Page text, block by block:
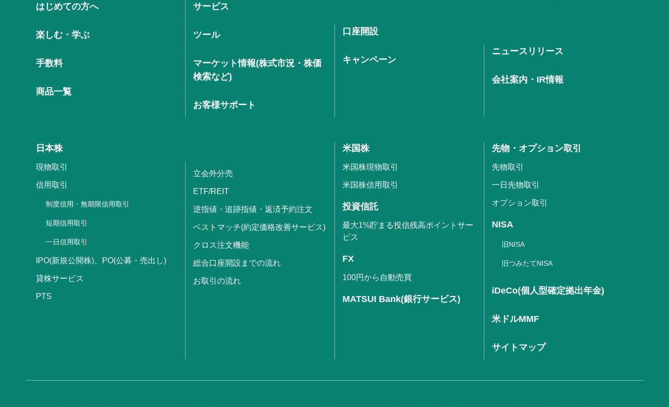
はじめての方へ
楽しむ・学ぶ
手数料
商品一覧
サービス
ツール
マーケット情報(株式市況・株価
検索など)
お客様サポート
口座開設
キャンペーン
ニュースリリース
会社案内・IR情報
日本株
現物取引
信用取引
制度信用・無期限信用取引
短期信用取引
一日信用取引
IPO(新規公開株)、PO(公募・売出し)
貸株サービス
PTS
立会外分売
ETF/REIT
逆指値・追跡指値・返済予約注文
ベストマッチ(約定価格改善サービス)
クロス注文機能
総合口座開設までの流れ
お取引の流れ
米国株
米国株現物取引
米国株信用取引
投資信託
最大1%貯まる投信残高ポイントサー
ビス
FX
100円から自動売買
MATSUI Bank(銀行サービス)
先物・オプション取引
先物取引
一日先物取引
オプション取引
NISA
旧NISA
旧つみたてNISA
iDeCo(個人型確定拠出年金)
米ドルMMF
サイトマップ